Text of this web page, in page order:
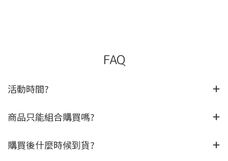
FAQ
活動時間?
商品只能組合購買嗎?
購買後什麼時候到貨?